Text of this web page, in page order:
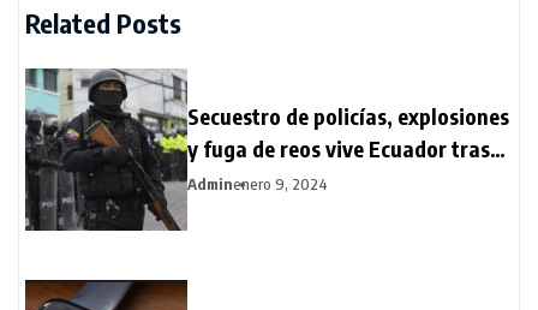
Related Posts
Secuestro de policías, explosiones
y fuga de reos vive Ecuador tras
estado de excepción
Adminenero 9, 2024